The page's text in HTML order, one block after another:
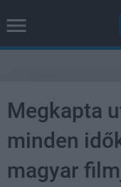
Megkapta
minden
magyar